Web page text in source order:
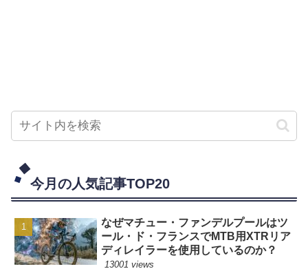
今月の人気記事TOP20
なぜマチュー・ファンデルプールはツ
ール・ド・フランスでMTB用XTRリア
ディレイラーを使用しているのか？
13001 views